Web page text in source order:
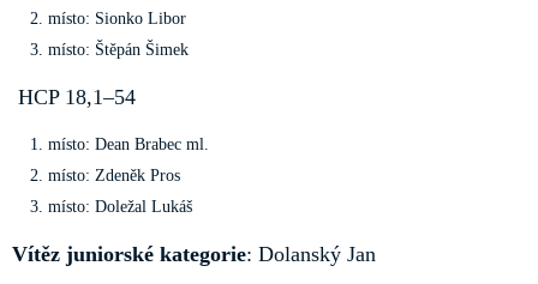
místo: Sionko Libor
místo: Štěpán Šimek
HCP 18,1–54
místo: Dean Brabec ml.
místo: Zdeněk Pros
místo: Doležal Lukáš
Vítěz juniorské kategorie: Dolanský Jan